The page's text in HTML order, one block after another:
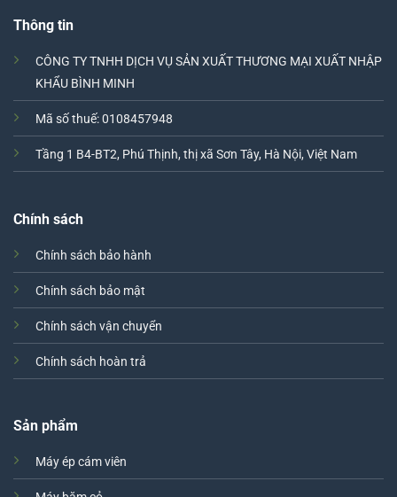
Thông tin
CÔNG TY TNHH DỊCH VỤ SẢN XUẤT THƯƠNG MẠI XUẤT NHẬP
KHẨU BÌNH MINH
Mã số thuế: 0108457948
Tầng 1 B4-BT2, Phú Thịnh, thị xã Sơn Tây, Hà Nội, Việt Nam
Chính sách
Chính sách bảo hành
Chính sách bảo mật
Chính sách vận chuyển
Chính sách hoàn trả
Sản phẩm
Máy ép cám viên